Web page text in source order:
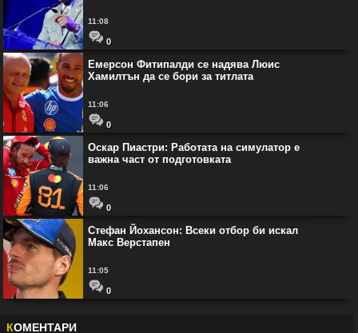
11:08
0
Емерсон Фитипалди се надява Люис
Хамилтън да се бори за титлата
11:06
0
Оскар Пиастри: Работата на симулатор е
важна част от подготовката
11:06
0
Стефан Йохансон: Всеки отбор би искал
Макс Верстапен
11:05
0
КОМЕНТАРИ